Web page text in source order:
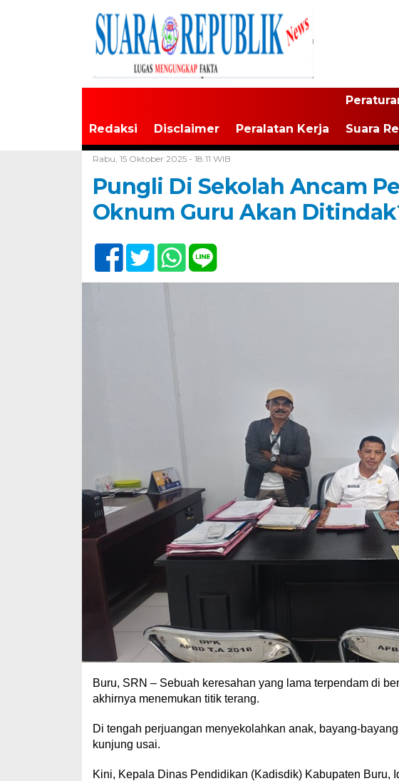
Redaksi Disclaimer Peralatan Kerja Suara
Rabu, 15 Oktober 2025 - 18:11 WIB
Pungli Di Sekolah Ancam
Oknum Guru Akan
Buru, SRN – Sebuah keresahan yang lama terpendam di
akhirnya menemukan titik terang.
Di tengah perjuangan menyekolahkan anak, bayang-
kunjung usai.
Kini, Kepala Dinas Pendidikan (Kadisdik) Kabupaten Buru,